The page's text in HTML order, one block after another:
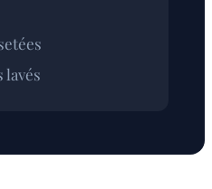
lavés